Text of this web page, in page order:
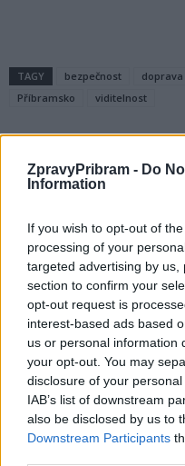
ZpravyPribram - Do
Information
If you wish to opt-out of
processing of your
targeted advertising by
section to confirm your
opt-out request is
interest-based ads based
us or personal information
your opt-out. You may
disclosure of your
IAB’s list of downstream
also be disclosed by us to
Downstream Participants
TAGY bezpečnost doprava
Příbramsko
viditelnost
Předchozí článek
Sauna v příbramském bazénu
prodlužuje provozní dobu pro
rodiny s dětmi
VÍCE OD AUTORA